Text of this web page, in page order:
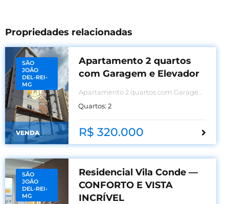
Propriedades relacionadas
SÃO
JOÃO
DEL-REI-
MG
VENDA
Apartamento 2 quartos
com Garagem e Elevador
Apartamento 2 quartos com Garagem
Quartos: 2
R$ 320.000
SÃO
JOÃO
DEL-REI-
MG
Residencial Vila Conde —
CONFORTO E VISTA
INCRÍVEL